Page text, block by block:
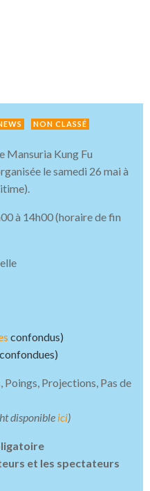
NON CLASSÉ
Mansuria Kung Fu
le samedi 26 mai à
à 14h00 (horaire de fin
confondus)
confondues)
Poings, Projections, Pas de
disponible ici)
et les spectateurs